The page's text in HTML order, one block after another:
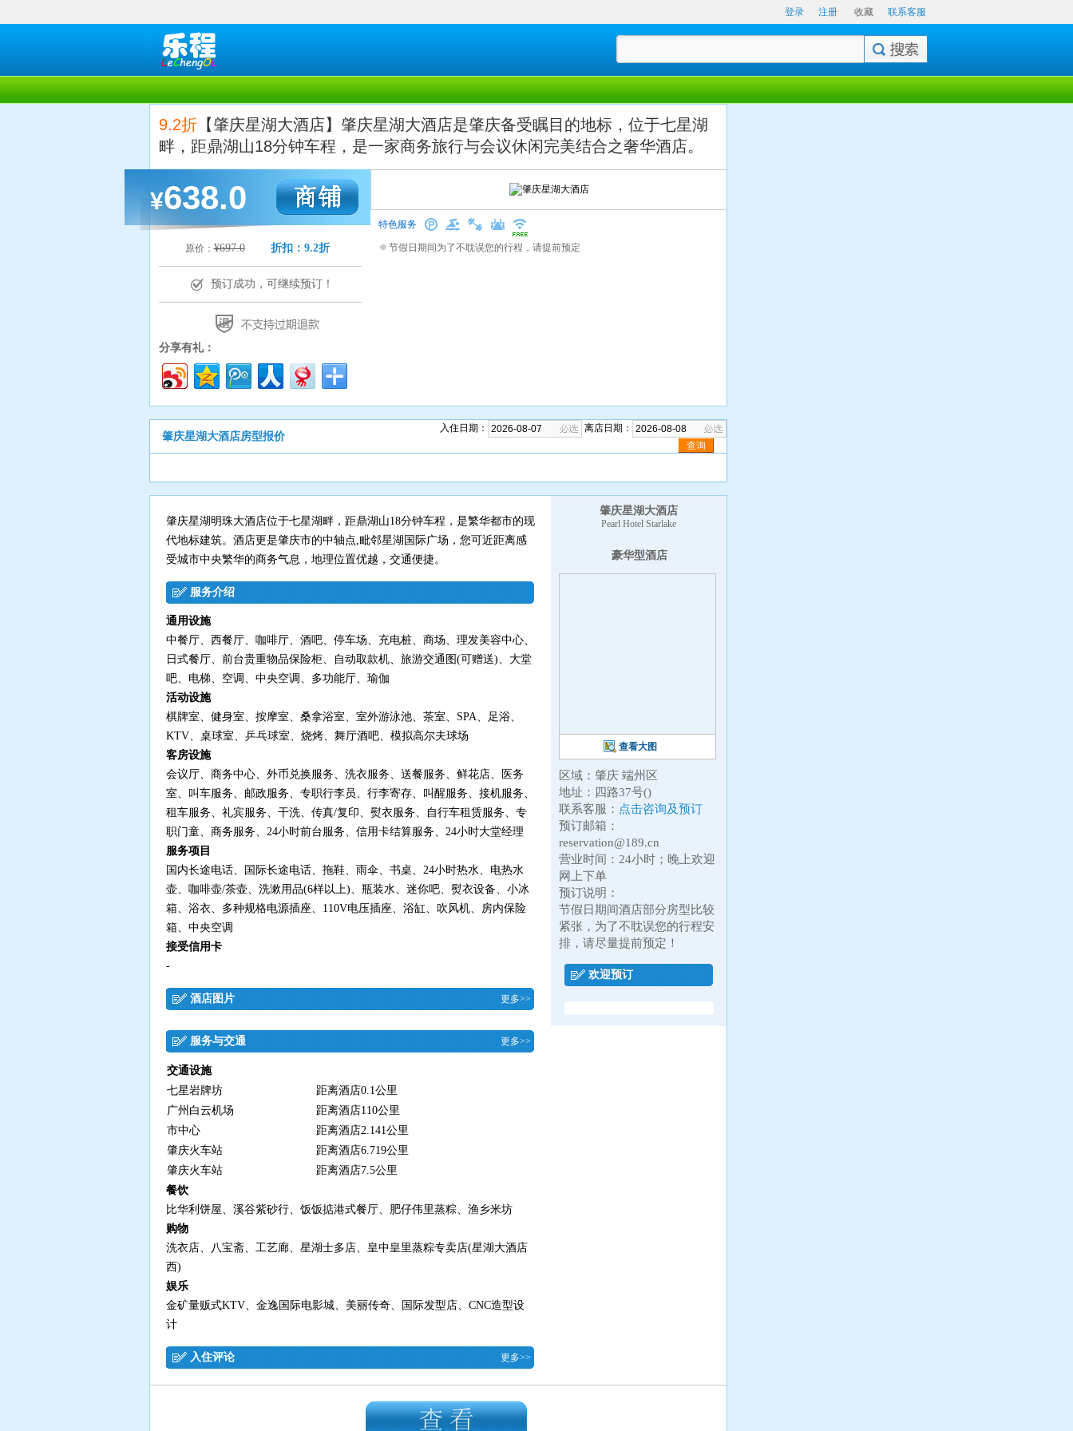
登录 注册 收藏 联系客服
9.2折 【肇庆星湖大酒店】肇庆星湖大酒店是肇庆备受瞩目的地标，位于七星湖
畔，距鼎湖山18分钟车程，是一家商务旅行与会议休闲完美结合之奢华酒店。
¥638.0
原价：¥697.0 折扣：9.2折
预订成功，可继续预订！
分享有礼：
特色服务
节假日期间为了不耽误您的行程，请提前预定
肇庆星湖大酒店房型报价
入住日期： 离店日期：
肇庆星湖明珠大酒店位于七星湖畔，距鼎湖山18分钟车程，是繁华都市的现
代地标建筑。酒店更是肇庆市的中轴点,毗邻星湖国际广场，您可近距离感
受城市中央繁华的商务气息，地理位置优越，交通便捷。
服务介绍
通用设施
中餐厅、西餐厅、咖啡厅、酒吧、停车场、充电桩、商场、理发美容中心、
日式餐厅、前台贵重物品保险柜、自动取款机、旅游交通图(可赠送)、大堂
吧、电梯、空调、中央空调、多功能厅、瑜伽
活动设施
棋牌室、健身室、按摩室、桑拿浴室、室外游泳池、茶室、SPA、足浴、
KTV、桌球室、乒乓球室、烧烤、舞厅酒吧、模拟高尔夫球场
客房设施
会议厅、商务中心、外币兑换服务、洗衣服务、送餐服务、鲜花店、医务
室、叫车服务、邮政服务、专职行李员、行李寄存、叫醒服务、接机服务、
租车服务、礼宾服务、干洗、传真/复印、熨衣服务、自行车租赁服务、专
职门童、商务服务、24小时前台服务、信用卡结算服务、24小时大堂经理
服务项目
国内长途电话、国际长途电话、拖鞋、雨伞、书桌、24小时热水、电热水
壶、咖啡壶/茶壶、洗漱用品(6样以上)、瓶装水、迷你吧、熨衣设备、小冰
箱、浴衣、多种规格电源插座、110V电压插座、浴缸、吹风机、房内保险
箱、中央空调
接受信用卡
-
酒店图片 更多>>
服务与交通 更多>>
交通设施
七星岩牌坊
距离酒店0.1公里
广州白云机场
距离酒店110公里
市中心
距离酒店2.141公里
肇庆火车站
距离酒店6.719公里
肇庆火车站
距离酒店7.5公里
餐饮
比华利饼屋、溪谷紫砂行、饭饭掂港式餐厅、肥仔伟里蒸粽、渔乡米坊
购物
洗衣店、八宝斋、工艺廊、星湖士多店、皇中皇里蒸粽专卖店(星湖大酒店
西)
娱乐
金矿量贩式KTV、金逸国际电影城、美丽传奇、国际发型店、CNC造型设
计
入住评论 更多>>
肇庆星湖大酒店
Pearl Hotel Starlake
豪华型酒店
查看大图
区域： 肇庆 端州区
地址：四路37号()
联系客服： 点击咨询及预订
预订邮箱：
reservation@189.cn
营业时间：24小时；晚上欢迎
网上下单
预订说明：
节假日期间酒店部分房型比较
紧张，为了不耽误您的行程安
排，请尽量提前预定！
欢迎预订